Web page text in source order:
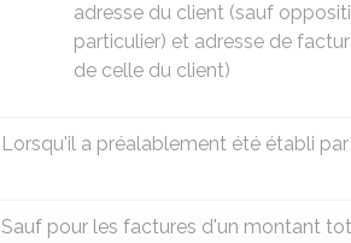
adresse du client (sauf
particulier) et adresse de
de celle du client)
Lorsqu'il a préalablement été établi
Sauf pour les factures d'un montant